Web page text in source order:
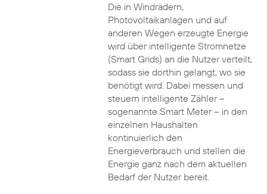
Die in Windrädern,
Photovoltaikanlagen und auf
anderen Wegen erzeugte Energie
wird über intelligente Stromnetze
(Smart Grids) an die Nutzer verteilt,
sodass sie dorthin gelangt, wo sie
benötigt wird. Dabei messen und
steuern intelligente Zähler –
sogenannte Smart Meter – in den
einzelnen Haushalten
kontinuierlich den
Energieverbrauch und stellen die
Energie ganz nach dem aktuellen
Bedarf der Nutzer bereit.